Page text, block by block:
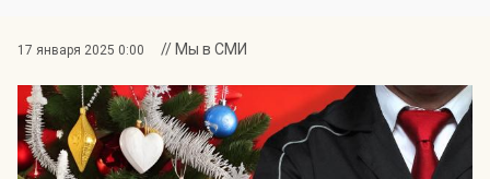
50
Индекс Безопасности ГВАРДИИ –
открытый проект Агентства Безопасности ГВАРДИЯ для
оценки уровня защищённости жителей города от
криминальных угроз.Подробнее >>
17 января 2025 0:00 // Мы в СМИ